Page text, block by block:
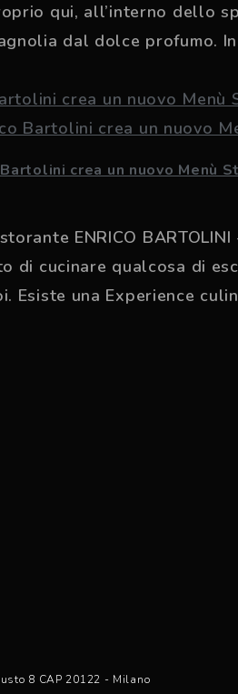
qui, all’interno dello
dal dolce profumo.
crea un nuovo Menù
ENRICO
di cucinare qualcosa di
Esiste una Experience
8 CAP 20122 - Milano